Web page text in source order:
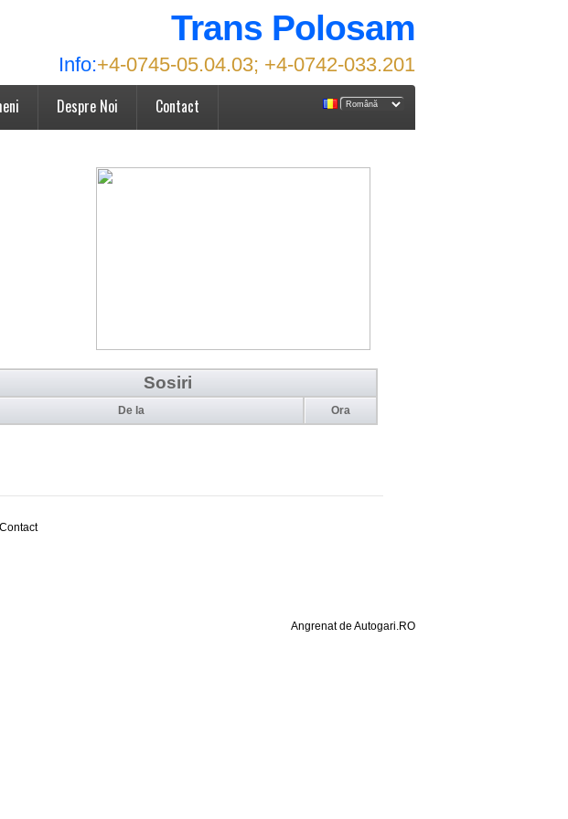
Trans Polosam
Info:+4-0745-05.04.03; +4-0742-033.201
Despre Noi Contact
Sosiri
De la Ora
Contact
Angrenat de Autogari.RO